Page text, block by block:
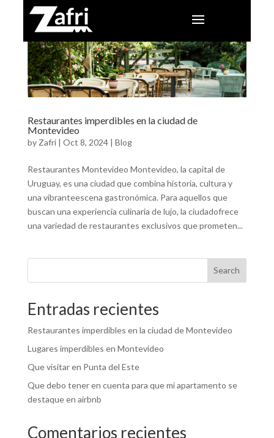
Restaurantes imperdibles en la ciudad de
Montevideo
by Zafri| Oct 8, 2024| Blog
Restaurantes Montevideo Montevideo, la capital de
Uruguay, es una ciudad que combina historia, cultura y
una vibranteescena gastronómica. Para aquellos que
buscan una experiencia culinaria de lujo, la ciudadofrece
una variedad de restaurantes exclusivos que prometen...
Search
Entradas recientes
Restaurantes imperdibles en la ciudad de Montevideo
Lugares imperdibles en Montevideo
Que visitar en Punta del Este
Que debo tener en cuenta para que mi apartamento se
destaque en airbnb
Comentarios recientes